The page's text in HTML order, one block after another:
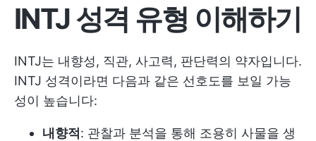
INTJ 성격 유형 이해하기
INTJ는 내향성, 직관, 사고력, 판단력의 약자입니다.
INTJ 성격이라면 다음과 같은 선호도를 보일 가능
성이 높습니다:
내향적: 관찰과 분석을 통해 조용히 사물을 생